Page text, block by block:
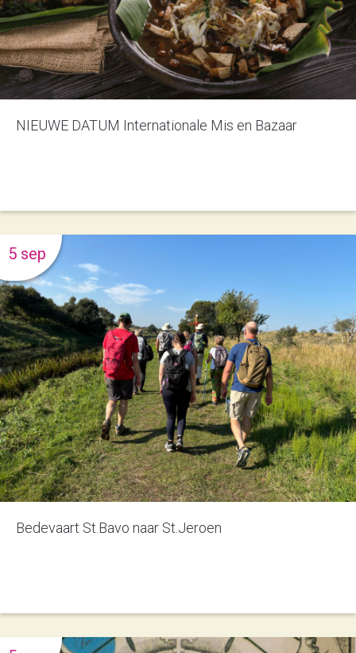
NIEUWE DATUM Internationale Mis en Bazaar
Bedevaart St.Bavo naar St.Jeroen
5 sep